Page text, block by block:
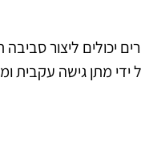
יכולים ליצור
ידי מתן גישה עקבית